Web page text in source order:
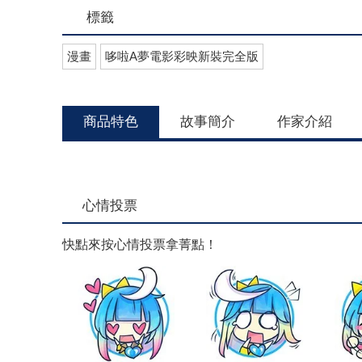
標籤
漫畫 哆啦A夢電影彩映新裝完全版
商品特色 故事簡介 作家介紹
心情投票
快點來按心情投票拿菁點！